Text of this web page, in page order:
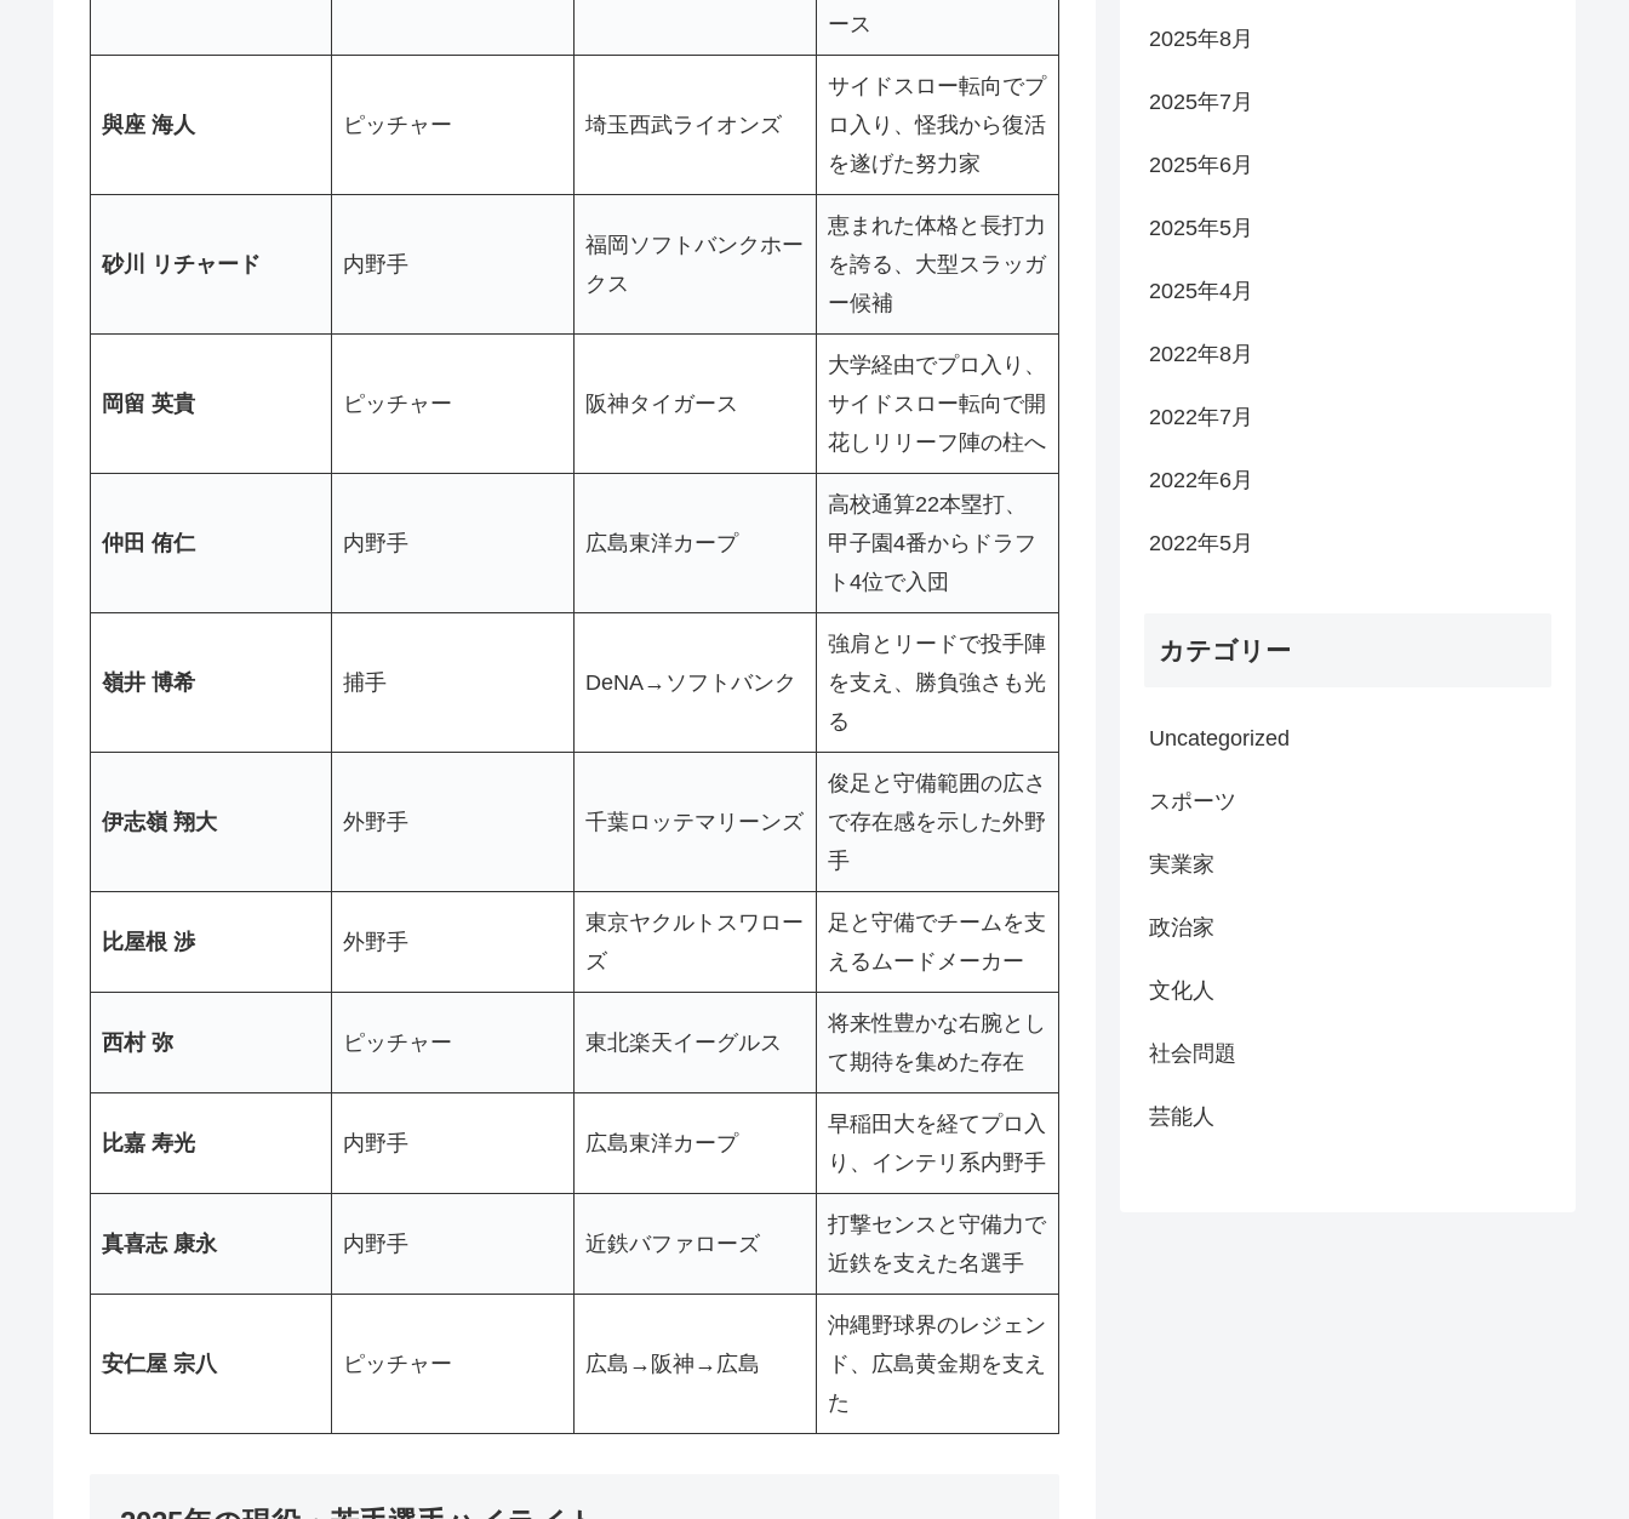
ース
與座 海人 ピッチャー 埼玉西武ライオンズ
サイドスロー転向でプ
ロ入り、怪我から復活
を遂げた努力家
砂川 リチャード 内野手
福岡ソフトバンクホー
クス
恵まれた体格と長打力
を誇る、大型スラッガ
ー候補
岡留 英貴 ピッチャー 阪神タイガース
大学経由でプロ入り、
サイドスロー転向で開
花しリリーフ陣の柱へ
仲田 侑仁 内野手 広島東洋カープ
高校通算22本塁打、
甲子園4番からドラフ
ト4位で入団
嶺井 博希 捕手 DeNA→ソフトバンク
強肩とリードで投手陣
を支え、勝負強さも光
る
伊志嶺 翔大 外野手 千葉ロッテマリーンズ
俊足と守備範囲の広さ
で存在感を示した外野
手
比屋根 渉 外野手
東京ヤクルトスワロー
ズ
足と守備でチームを支
えるムードメーカー
西村 弥 ピッチャー 東北楽天イーグルス
将来性豊かな右腕とし
て期待を集めた存在
比嘉 寿光 内野手 広島東洋カープ
早稲田大を経てプロ入
り、インテリ系内野手
真喜志 康永 内野手 近鉄バファローズ
打撃センスと守備力で
近鉄を支えた名選手
安仁屋 宗八 ピッチャー 広島→阪神→広島
沖縄野球界のレジェン
ド、広島黄金期を支え
た
2025年8月
2025年7月
2025年6月
2025年5月
2025年4月
2022年8月
2022年7月
2022年6月
2022年5月
カテゴリー
Uncategorized
スポーツ
実業家
政治家
文化人
社会問題
芸能人